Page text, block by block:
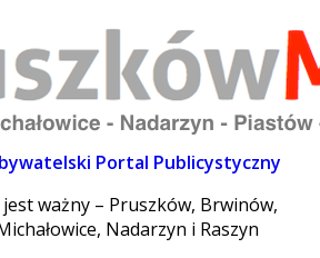
Portal Publicystyczny
ważny – Pruszków, Brwinów,
Nadarzyn i Raszyn